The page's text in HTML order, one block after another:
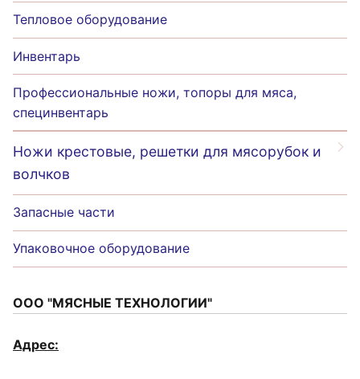
Тепловое оборудование
Инвентарь
Профессиональные ножи, топоры для мяса,
специнвентарь
Ножи крестовые, решетки для мясорубок и
волчков
Запасные части
Упаковочное оборудование
ООО "МЯСНЫЕ ТЕХНОЛОГИИ"
Адрес: